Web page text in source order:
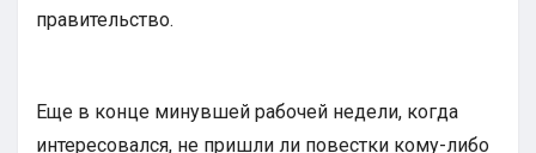
правительство.
Еще в конце минувшей рабочей недели, когда
интересовался, не пришли ли повестки кому-либо